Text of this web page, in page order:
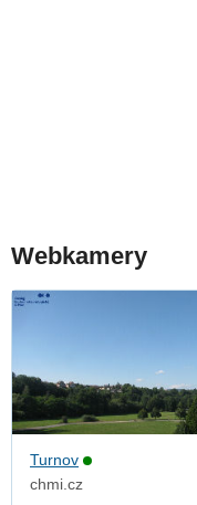
Webkamery
Turnov
chmi.cz